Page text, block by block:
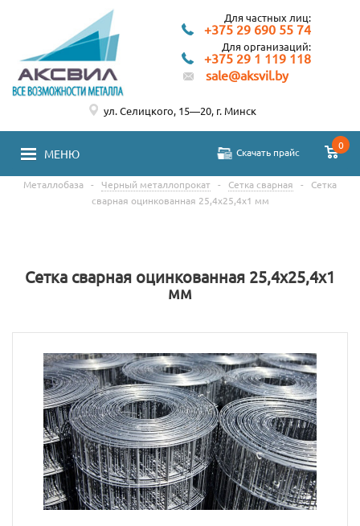
Для частных лиц:
+375 29 690 55 74
Для организаций:
+375 29 1 119 118
sale@aksvil.by
МЕНЮ Скачать прайс
0
ул. Селицкого, 15—20, г. Минск
Металлобаза - Черный металлопрокат - Сетка сварная -
Сетка
сварная оцинкованная 25,4х25,4х1 мм
Сетка сварная оцинкованная 25,4х25,4х1
мм